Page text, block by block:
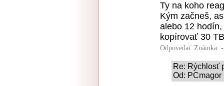
Ty na koho
Kým začneš,
alebo 12
kopírovať 30
Odpovedať Známka:
Re: Rýchlosť
Od: PCmagor